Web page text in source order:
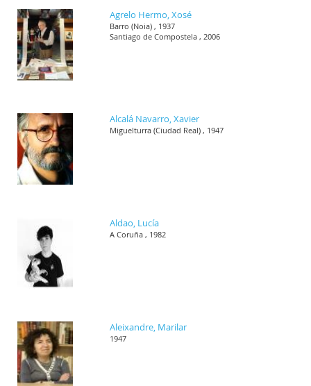
Agrelo Hermo, Xosé
Barro (Noia) , 1937
Santiago de Compostela , 2006
Alcalá Navarro, Xavier
Miguelturra (Ciudad Real) , 1947
Aldao, Lucía
A Coruña , 1982
Aleixandre, Marilar
1947